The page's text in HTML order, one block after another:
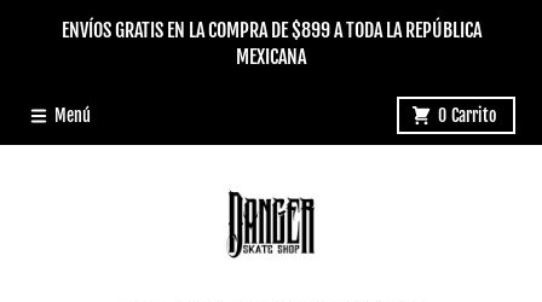
Ir directamente al contenido
ENVÍOS GRATIS EN LA COMPRA DE $899 A TODA LA REPÚBLICA
MEXICANA
Menú 0 Carrito